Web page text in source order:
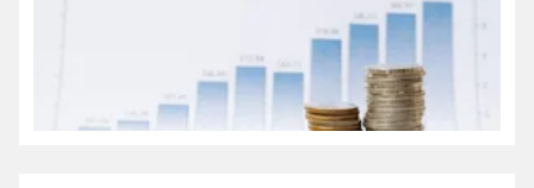
روایت ایران از کنار مردم